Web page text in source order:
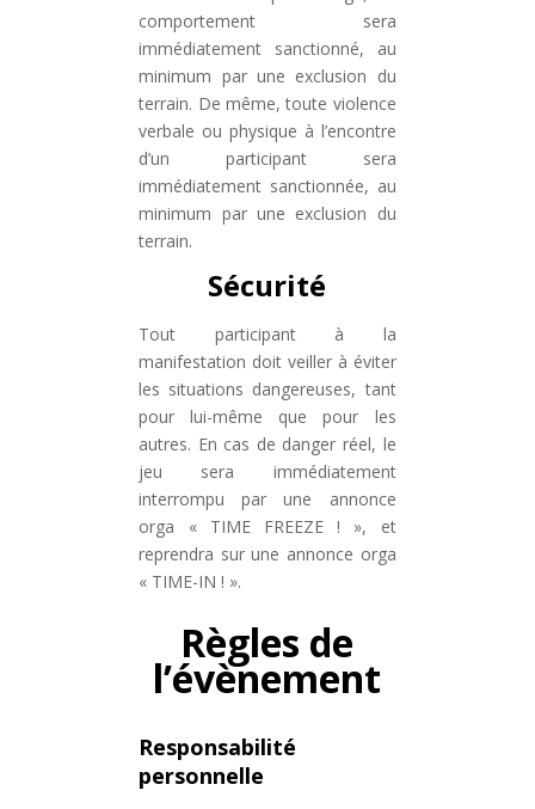
comportement sera
immédiatement sanctionné, au
minimum par une exclusion du
terrain. De même, toute violence
verbale ou physique à l’encontre
d’un participant sera
immédiatement sanctionnée, au
minimum par une exclusion du
terrain.
Sécurité
Tout participant à la
manifestation doit veiller à éviter
les situations dangereuses, tant
pour lui-même que pour les
autres. En cas de danger réel, le
jeu sera immédiatement
interrompu par une annonce
orga « TIME FREEZE ! », et
reprendra sur une annonce orga
« TIME-IN ! ».
Règles de
l’évènement
Responsabilité
personnelle